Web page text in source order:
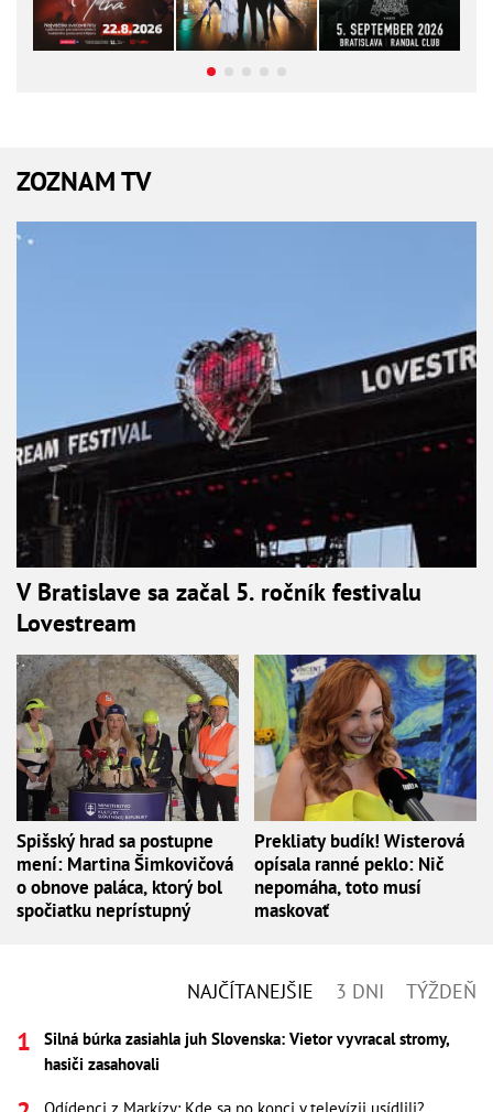
ZOZNAM TV
V Bratislave sa začal 5. ročník festivalu
Lovestream
Spišský hrad sa postupne
mení: Martina Šimkovičová
o obnove paláca, ktorý bol
spočiatku neprístupný
Prekliaty budík! Wisterová
opísala ranné peklo: Nič
nepomáha, toto musí
maskovať
NAJČÍTANEJŠIE 3 DNI TÝŽDEŇ
Silná búrka zasiahla juh Slovenska: Vietor vyvracal stromy,
hasiči zasahovali